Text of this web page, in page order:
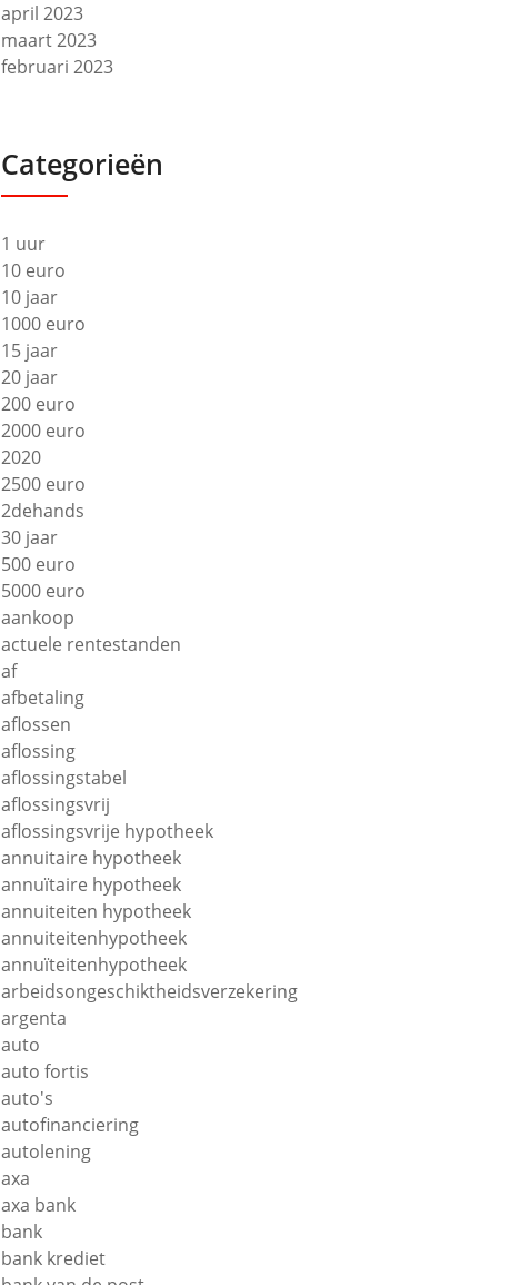
april 2023
maart 2023
februari 2023
Categorieën
1 uur
10 euro
10 jaar
1000 euro
15 jaar
20 jaar
200 euro
2000 euro
2020
2500 euro
2dehands
30 jaar
500 euro
5000 euro
aankoop
actuele rentestanden
af
afbetaling
aflossen
aflossing
aflossingstabel
aflossingsvrij
aflossingsvrije hypotheek
annuitaire hypotheek
annuïtaire hypotheek
annuiteiten hypotheek
annuiteitenhypotheek
annuïteitenhypotheek
arbeidsongeschiktheidsverzekering
argenta
auto
auto fortis
auto's
autofinanciering
autolening
axa
axa bank
bank
bank krediet